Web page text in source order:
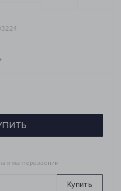
и мы перезвоним
Купить